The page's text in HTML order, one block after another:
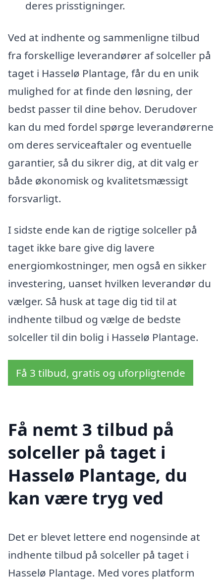
deres prisstigninger.
Ved at indhente og sammenligne tilbud
fra forskellige leverandører af solceller på
taget i Hasselø Plantage, får du en unik
mulighed for at finde den løsning, der
bedst passer til dine behov. Derudover
kan du med fordel spørge leverandørerne
om deres serviceaftaler og eventuelle
garantier, så du sikrer dig, at dit valg er
både økonomisk og kvalitetsmæssigt
forsvarligt.
I sidste ende kan de rigtige solceller på
taget ikke bare give dig lavere
energiomkostninger, men også en sikker
investering, uanset hvilken leverandør du
vælger. Så husk at tage dig tid til at
indhente tilbud og vælge de bedste
solceller til din bolig i Hasselø Plantage.
Få 3 tilbud, gratis og uforpligtende
Få nemt 3 tilbud på
solceller på taget i
Hasselø Plantage, du
kan være tryg ved
Det er blevet lettere end nogensinde at
indhente tilbud på solceller på taget i
Hasselø Plantage. Med vores platform